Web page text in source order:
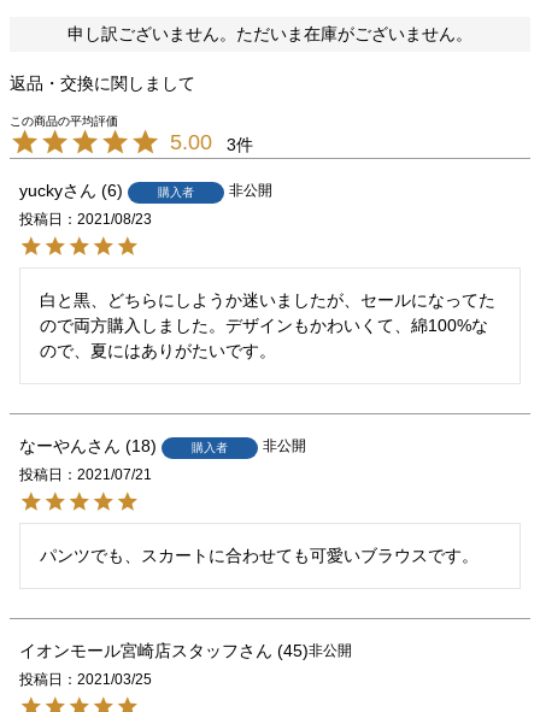
申し訳ございません。ただいま在庫がございません。
返品・交換に関しまして
5.00 3
yucky 6 購入者
非公開
投稿日
2021/08/23
白と黒、どちらにしようか迷いましたが、セールになってた
ので両方購入しました。デザインもかわいくて、綿100%な
ので、夏にはありがたいです。
なーやん 18 購入者
非公開
投稿日
2021/07/21
パンツでも、スカートに合わせても可愛いブラウスです。
イオンモール宮崎店スタッフ 45 非公開
投稿日
2021/03/25